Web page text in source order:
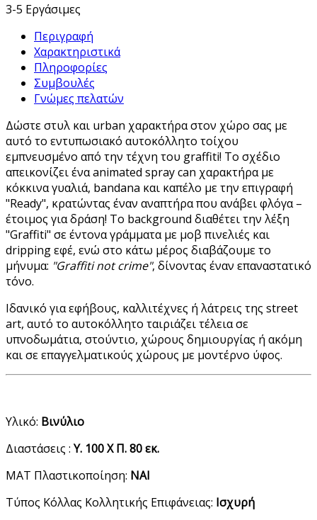
3-5 Εργάσιμες
Περιγραφή
Χαρακτηριστικά
Πληροφορίες
Συμβουλές
Γνώμες πελατών
Δώστε στυλ και urban χαρακτήρα στον χώρο σας με
αυτό το εντυπωσιακό αυτοκόλλητο τοίχου
εμπνευσμένο από την τέχνη του graffiti! Το σχέδιο
απεικονίζει ένα animated spray can χαρακτήρα με
κόκκινα γυαλιά, bandana και καπέλο με την επιγραφή
"Ready", κρατώντας έναν αναπτήρα που ανάβει φλόγα –
έτοιμος για δράση! Το background διαθέτει την λέξη
"Graffiti" σε έντονα γράμματα με μοβ πινελιές και
dripping εφέ, ενώ στο κάτω μέρος διαβάζουμε το
μήνυμα: "Graffiti not crime", δίνοντας έναν επαναστατικό
τόνο.
Ιδανικό για εφήβους, καλλιτέχνες ή λάτρεις της street
art, αυτό το αυτοκόλλητο ταιριάζει τέλεια σε
υπνοδωμάτια, στούντιο, χώρους δημιουργίας ή ακόμη
και σε επαγγελματικούς χώρους με μοντέρνο ύφος.
Υλικό: Βινύλιο
Διαστάσεις : Υ. 100 Χ Π. 80 εκ.
ΜΑΤ Πλαστικοποίηση: ΝΑΙ
Τύπος Κόλλας Κολλητικής Επιφάνειας: Ισχυρή